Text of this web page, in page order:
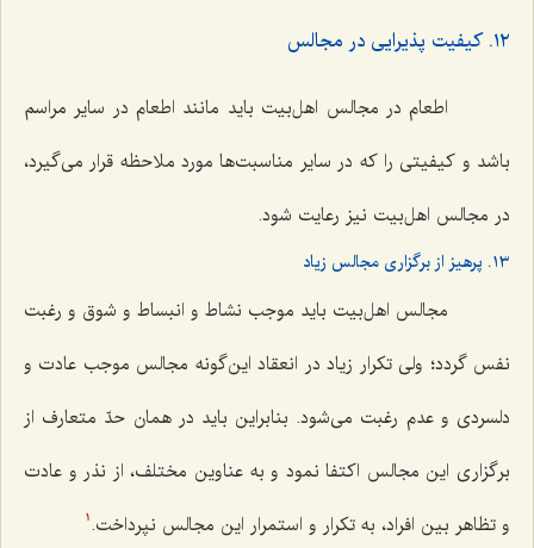
١٢. کیفیت پذیرایی در مجالس
اطعام در مجالس اهل‌بیت باید مانند اطعام در سایر مراسم
باشد و کیفیتی را که در سایر مناسبت‌ها مورد ملاحظه قرار می‌گیرد،
در مجالس اهل‌بیت نیز رعایت شود.
١٣. پرهیز از برگزاری مجالس زیاد
مجالس اهل‌بیت باید موجب نشاط و انبساط و شوق و رغبت
نفس گردد؛ ولی تکرار زیاد در انعقاد این‌گونه مجالس موجب عادت و
دلسردی و عدم رغبت می‌شود. بنابراین باید در همان حدّ متعارف از
برگزاری این مجالس اکتفا نمود و به عناوین مختلف، از نذر و عادت
و تظاهر بین افراد، به تکرار و استمرار این مجالس نپرداخت. 1